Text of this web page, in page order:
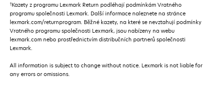
†Kazety z programu Lexmark Return podléhají podmínkám Vratného
programu společnosti Lexmark. Další informace naleznete na stránce
lexmark.com/returnprogram. Běžné kazety, na které se nevztahují podmínky
Vratného programu společnosti Lexmark, jsou nabízeny na webu
lexmark.com nebo prostřednictvím distribučních partnerů společnosti
Lexmark.
All information is subject to change without notice. Lexmark is not liable for
any errors or omissions.